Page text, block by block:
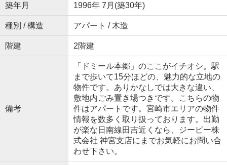
築年月 1996年 7月(築30年)
種別 / 構造 アパート / 木造
階建 2階建
備考
「ドミール本郷」のここがイチオシ。駅
まで歩いて15分ほどの、魅力的な立地の
物件です。ありかなしでは大きな違い、
敷地内ごみ置き場つきです。こちらの物
件はアパートです。宮崎市エリアの物件
情報を数多く取り扱っております。出勤
が楽な日南線田吉近くなら、ジーピー株
式会社 神宮支店にまでお気軽にお問い合
わせ下さい。